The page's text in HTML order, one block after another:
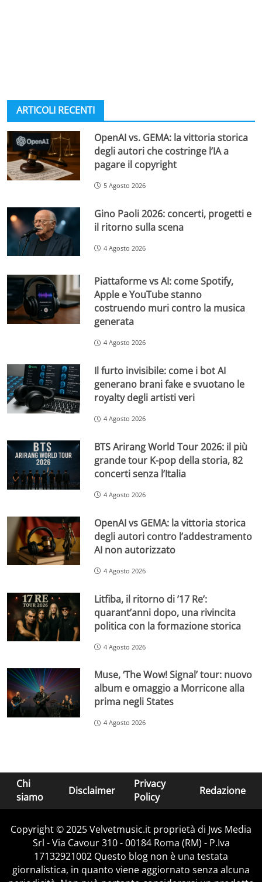
ARTICOLI RECENTI
OpenAI vs. GEMA: la vittoria storica
degli autori che costringe l’IA a
pagare il copyright
5 Agosto 2026
Gino Paoli 2026: concerti, progetti e
il ritorno sulla scena
4 Agosto 2026
Piattaforme vs AI: come Spotify,
Apple e YouTube stanno
costruendo muri contro la musica
generata
4 Agosto 2026
Il furto invisibile: come i bot AI
generano brani fake e svuotano le
royalty degli artisti veri
4 Agosto 2026
BTS Arirang World Tour 2026: il più
grande tour K-pop della storia, 82
concerti senza l’Italia
4 Agosto 2026
OpenAI vs GEMA: la vittoria storica
degli autori contro l’addestramento
AI non autorizzato
4 Agosto 2026
Litfiba, il ritorno di ’17 Re’:
quarant’anni dopo, una rivincita
politica con la formazione storica
4 Agosto 2026
Muse, ‘The Wow! Signal’ tour: nuovo
album e omaggio a Morricone alla
prima negli States
4 Agosto 2026
Chi
siamo
Disclaimer
Privacy
Policy
Redazione
Copyright © 2025 Velvetmusic.it proprietà di Jws Media
Srl - Via Cavour 310 - 00184 Roma (RM) - P.Iva
17132921002 Questo blog non è una testata
giornalistica, in quanto viene aggiornato senza alcuna